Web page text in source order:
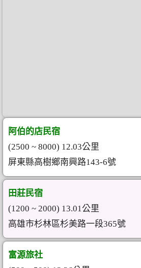
阿伯的店民宿
(2500 ~ 8000) 12.03公里
屏東縣高樹鄉南興路143-6號
田莊民宿
(1200 ~ 2000) 13.01公里
高雄市杉林區杉美路一段365號
富源旅社